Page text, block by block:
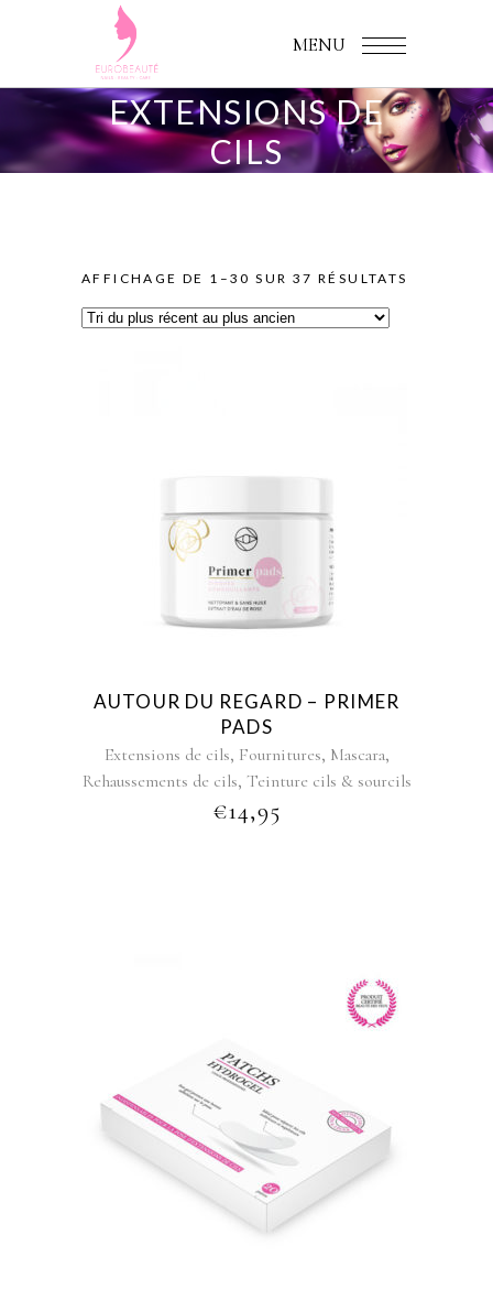
MENU
EXTENSIONS DE
CILS
AFFICHAGE DE 1–30 SUR 37 RÉSULTATS
AUTOUR DU REGARD – PRIMER
PADS
Extensions de cils, Fournitures, Mascara,
Rehaussements de cils, Teinture cils & sourcils
€14,95